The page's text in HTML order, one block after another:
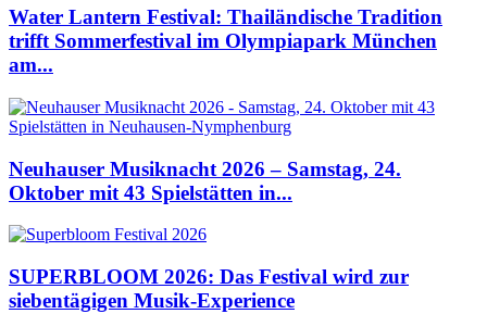
Water Lantern Festival: Thailändische Tradition
trifft Sommerfestival im Olympiapark München
am...
Neuhauser Musiknacht 2026 – Samstag, 24.
Oktober mit 43 Spielstätten in...
SUPERBLOOM 2026: Das Festival wird zur
siebentägigen Musik-Experience